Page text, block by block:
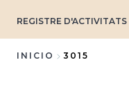
REGISTRE D'ACTIVITATS
INICIO 3015